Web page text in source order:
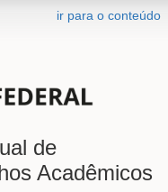
ir para o conteúdo
de
Acadêmicos